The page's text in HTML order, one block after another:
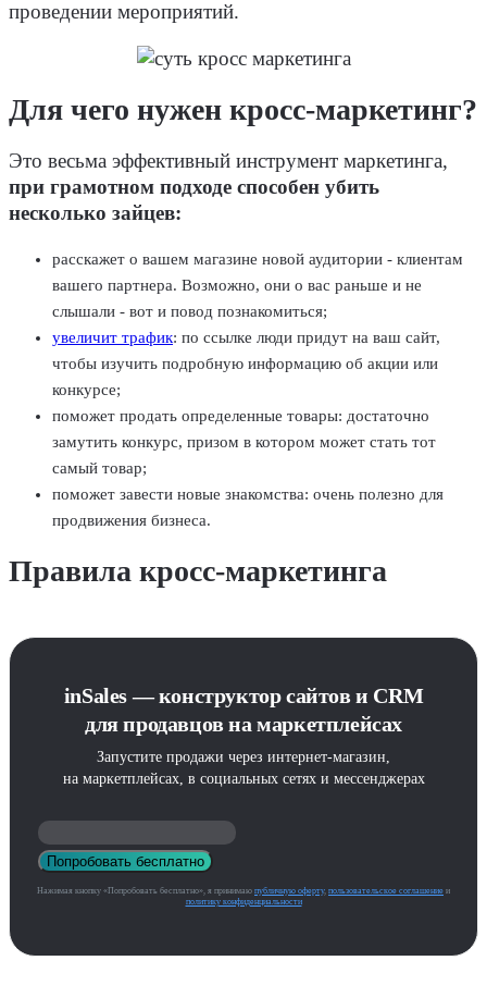
проведении мероприятий.
Для чего нужен кросс-маркетинг?
Это весьма эффективный инструмент маркетинга,
при грамотном подходе способен убить
несколько зайцев:
расскажет о вашем магазине новой аудитории - клиентам
вашего партнера. Возможно, они о вас раньше и не
слышали - вот и повод познакомиться;
увеличит трафик: по ссылке люди придут на ваш сайт,
чтобы изучить подробную информацию об акции или
конкурсе;
поможет продать определенные товары: достаточно
замутить конкурс, призом в котором может стать тот
самый товар;
поможет завести новые знакомства: очень полезно для
продвижения бизнеса.
Правила кросс-маркетинга
inSales — конструктор сайтов и CRM
для продавцов на маркетплейсах
Запустите продажи через интернет-магазин,
на маркетплейсах, в социальных сетях и мессенджерах
Попробовать бесплатно
Нажимая кнопку «Попробовать бесплатно», я принимаю публичную оферту, пользовательское соглашение и
политику конфиденциальности